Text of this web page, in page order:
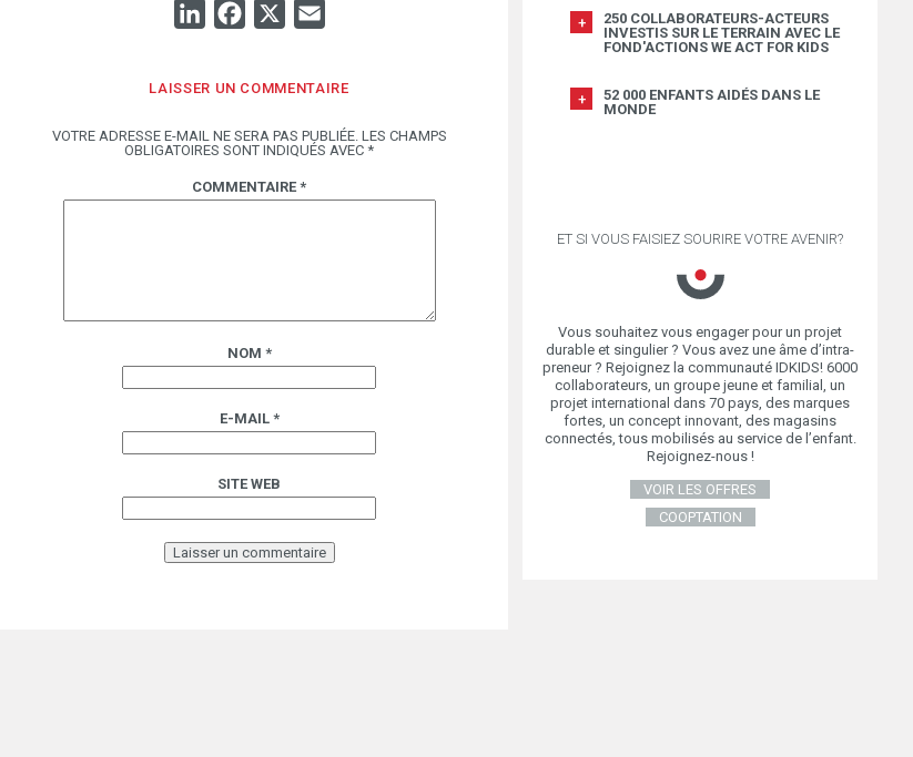
LINKEDINFACEBOOK
LAISSER UN COMMENTAIRE
VOTRE ADRESSE E-MAIL NE SERA PAS PUBLIÉE. LES CHAMPS
OBLIGATOIRES SONT INDIQUÉS AVEC *
COMMENTAIRE *
NOM *
E-MAIL *
SITE WEB
250 COLLABORATEURS-ACTEURS
INVESTIS SUR LE TERRAIN AVEC LE
FOND'ACTIONS WE ACT FOR KIDS
52 000 ENFANTS AIDÉS DANS LE
MONDE
ET SI VOUS FAISIEZ SOURIRE VOTRE AVENIR?
Vous souhaitez vous engager pour un projet
durable et singulier ? Vous avez une âme d’intra-
preneur ? Rejoignez la communauté IDKIDS! 6000
collaborateurs, un groupe jeune et familial, un
projet international dans 70 pays, des marques
fortes, un concept innovant, des magasins
connectés, tous mobilisés au service de l’enfant.
Rejoignez-nous !
VOIR LES OFFRES
COOPTATION